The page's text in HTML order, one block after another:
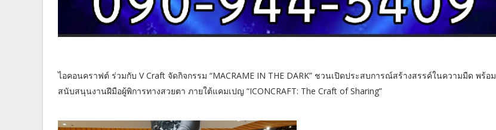
ไอคอนคราฟต์ ร่วมกับ V Craft จัดกิจกรรม “MACRAME IN THE DARK” ชวนเปิดประสบการณ์สร้างสรรค์ในความมืด พร้อม
สนับสนุนงานฝีมือผู้พิการทางสวยตา ภายใต้แคมเปญ “ICONCRAFT: The Craft of Sharing”